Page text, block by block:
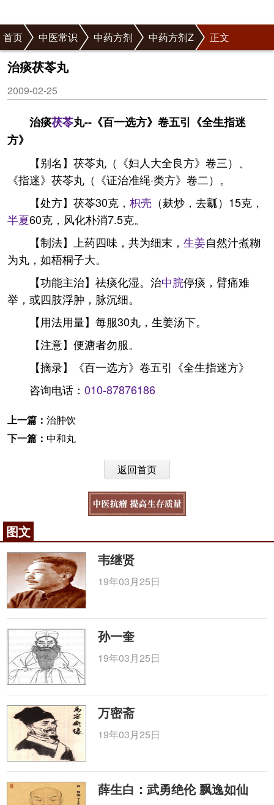
首页 中医常识 中药方剂 中药方剂Z 正文
治痰茯苓丸
2009-02-25
治痰茯苓丸--《百一选方》卷五引《全生指迷
方》
【别名】茯苓丸（《妇人大全良方》卷三）、
《指迷》茯苓丸（《证治准绳·类方》卷二）。
【处方】茯苓30克， 枳壳 （麸炒，去瓤）15克，
半夏60克，风化朴消7.5克。
【制法】上药四味，共为细末， 生姜自然汁煮糊
为丸，如梧桐子大。
【功能主治】祛痰化湿。治中脘停痰，臂痛难
举，或四肢浮肿，脉沉细。
【用法用量】每服30丸，生姜汤下。
【注意】便溏者勿服。
【摘录】《百一选方》卷五引《全生指迷方》
咨询电话： 010-87876186
上一篇： 治肿饮
下一篇： 中和丸
返回首页
图文
韦继贤
19年03月25日
孙一奎
19年03月25日
万密斋
19年03月25日
薛生白：武勇绝伦 飘逸如仙